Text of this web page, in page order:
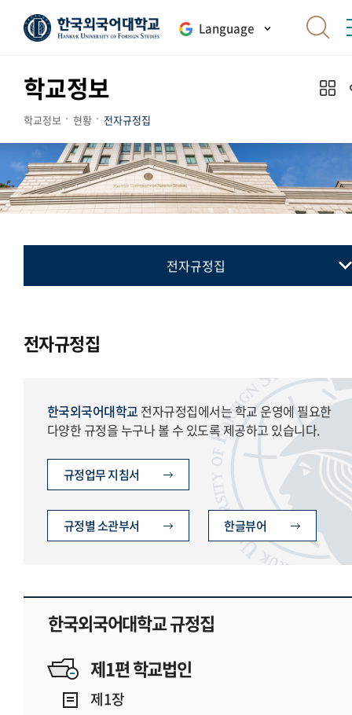
Language
학교정보
학교정보 현황 전자규정집
전자규정집
전자규정집
한국외국어대학교 전자규정집에서는 학교 운영에 필요한
다양한 규정을 누구나 볼 수 있도록 제공하고 있습니다.
규정업무 지침서
규정별 소관부서 한글뷰어
한국외국어대학교 규정집
제1편 학교법인
제1장